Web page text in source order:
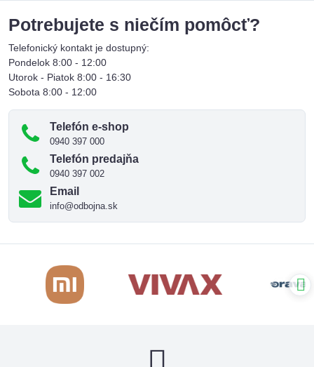
Potrebujete s niečím pomôcť?
Telefonický kontakt je dostupný:
Pondelok 8:00 - 12:00
Utorok - Piatok 8:00 - 16:30
Sobota 8:00 - 12:00
Telefón e-shop
0940 397 000
Telefón predajňa
0940 397 002
Email
info@odbojna.sk